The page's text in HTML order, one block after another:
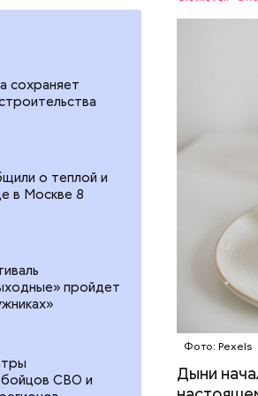
сохраняет
о теплой и
в Москве 8
пройдет
СВО и
Фото: Pexels
Дыни
— Если